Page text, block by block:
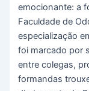
emocionante: a
Faculdade de
especialização
foi marcado por
entre colegas,
formandas